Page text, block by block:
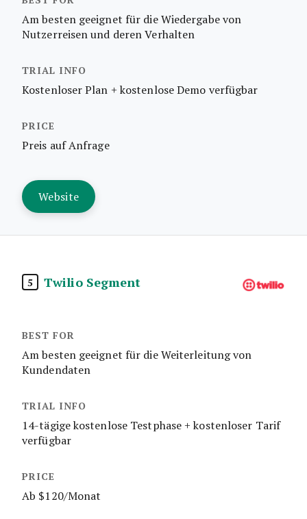
Am besten geeignet für die Wiedergabe von
Nutzerreisen und deren Verhalten
Kostenloser Plan + kostenlose Demo verfügbar
Preis auf Anfrage
Website
5 Twilio Segment
Am besten geeignet für die Weiterleitung von
Kundendaten
14-tägige kostenlose Testphase + kostenloser Tarif
verfügbar
Ab $120/Monat